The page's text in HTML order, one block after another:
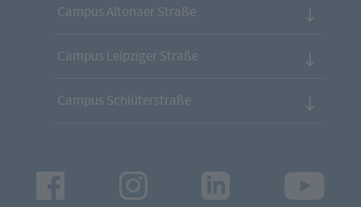
Campus Altonaer Straße
Campus Leipziger Straße
Campus Schlüterstraße
Instagram LinkedIn